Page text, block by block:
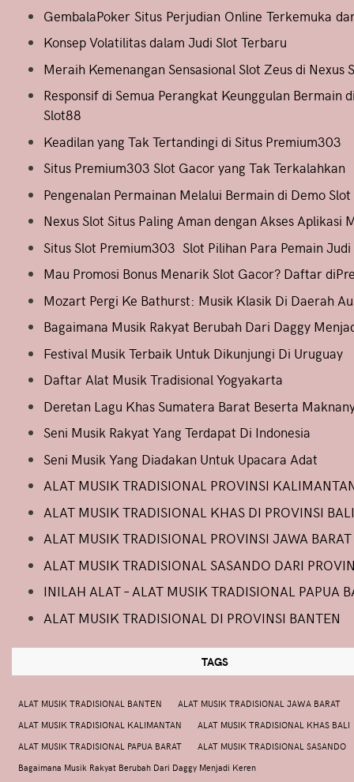
GembalaPoker Situs Perjudian Online Terkemuka
Konsep Volatilitas dalam Judi Slot Terbaru
Meraih Kemenangan Sensasional Slot Zeus di Nexus
Responsif di Semua Perangkat Keunggulan Bermain
Slot88
Keadilan yang Tak Tertandingi di Situs Premium303
Situs Premium303 Slot Gacor yang Tak Terkalahkan
Pengenalan Permainan Melalui Bermain di Demo Slot
Nexus Slot Situs Paling Aman dengan Akses Aplikasi
Situs Slot Premium303 Slot Pilihan Para Pemain
Mau Promosi Bonus Menarik Slot Gacor? Daftar
Mozart Pergi Ke Bathurst: Musik Klasik Di Daerah
Bagaimana Musik Rakyat Berubah Dari Daggy
Festival Musik Terbaik Untuk Dikunjungi Di Uruguay
Daftar Alat Musik Tradisional Yogyakarta
Deretan Lagu Khas Sumatera Barat Beserta
Seni Musik Rakyat Yang Terdapat Di Indonesia
Seni Musik Yang Diadakan Untuk Upacara Adat
ALAT MUSIK TRADISIONAL PROVINSI
ALAT MUSIK TRADISIONAL KHAS DI PROVINSI BALI
ALAT MUSIK TRADISIONAL PROVINSI JAWA BARAT
ALAT MUSIK TRADISIONAL SASANDO DARI
INILAH ALAT – ALAT MUSIK TRADISIONAL PAPUA
ALAT MUSIK TRADISIONAL DI PROVINSI BANTEN
TAGS
ALAT MUSIK TRADISIONAL BANTEN
ALAT MUSIK TRADISIONAL JAWA BARAT
ALAT MUSIK TRADISIONAL KALIMANTAN
ALAT MUSIK TRADISIONAL KHAS BALI
ALAT MUSIK TRADISIONAL PAPUA BARAT
ALAT MUSIK TRADISIONAL SASANDO
Bagaimana Musik Rakyat Berubah Dari Daggy Menjadi Keren